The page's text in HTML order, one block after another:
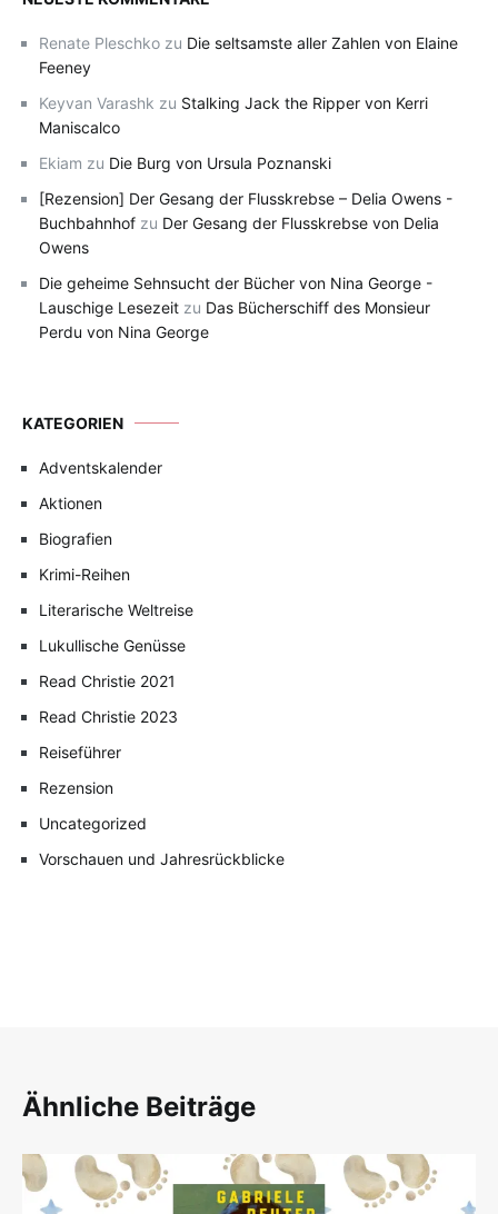
Renate Pleschko zu Die seltsamste aller Zahlen von Elaine
Feeney
Keyvan Varashk zu Stalking Jack the Ripper von Kerri
Maniscalco
Ekiam zu Die Burg von Ursula Poznanski
[Rezension] Der Gesang der Flusskrebse – Delia Owens -
Buchbahnhof zu Der Gesang der Flusskrebse von Delia
Owens
Die geheime Sehnsucht der Bücher von Nina George -
Lauschige Lesezeit zu Das Bücherschiff des Monsieur
Perdu von Nina George
KATEGORIEN
Adventskalender
Aktionen
Biografien
Krimi-Reihen
Literarische Weltreise
Lukullische Genüsse
Read Christie 2021
Read Christie 2023
Reiseführer
Rezension
Uncategorized
Vorschauen und Jahresrückblicke
Ähnliche Beiträge